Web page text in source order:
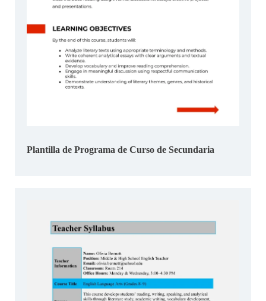
Plantilla de Programa de Curso de Secundaria